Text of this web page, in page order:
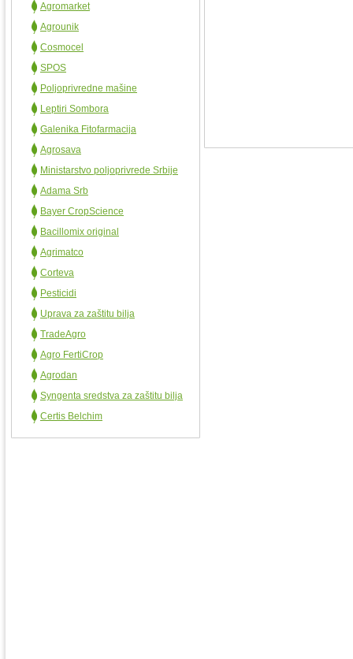
Agromarket
Agrounik
Cosmocel
SPOS
Poljoprivredne mašine
Leptiri Sombora
Galenika Fitofarmacija
Agrosava
Ministarstvo poljoprivrede Srbije
Adama Srb
Bayer CropScience
Bacillomix original
Agrimatco
Corteva
Pesticidi
Uprava za zaštitu bilja
TradeAgro
Agro FertiCrop
Agrodan
Syngenta sredstva za zaštitu bilja
Certis Belchim